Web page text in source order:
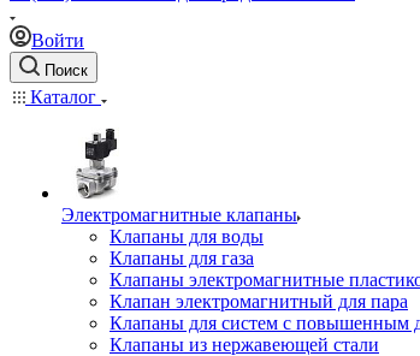
Войти
Поиск
Каталог
Электромагнитные клапаны
Клапаны для воды
Клапаны для газа
Клапаны электромагнитные
Клапан электромагнитный для пара
Клапаны для систем с повышенным
Клапаны из нержавеющей стали